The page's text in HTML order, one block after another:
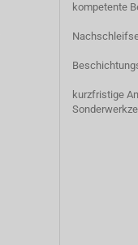
kompetente
kurzfristige